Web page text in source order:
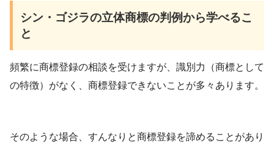
シン・ゴジラの立体商標の判例から学べるこ
と
頻繁に商標登録の相談を受けますが、識別力（商標として
の特徴）がなく、商標登録できないことが多々あります。
そのような場合、すんなりと商標登録を諦めることがあり